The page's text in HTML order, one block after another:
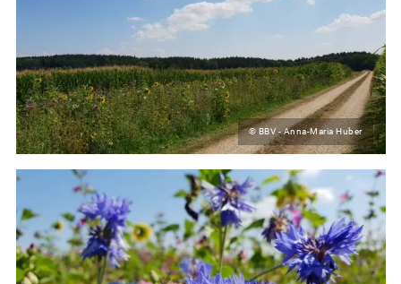
© BBV - Anna-Maria Huber